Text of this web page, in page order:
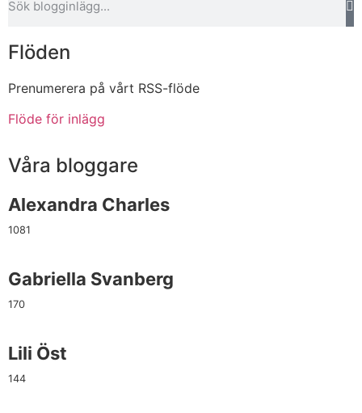
Flöden
Prenumerera på vårt RSS-flöde
Flöde för inlägg
Våra bloggare
Alexandra Charles
1081
Gabriella Svanberg
170
Lili Öst
144